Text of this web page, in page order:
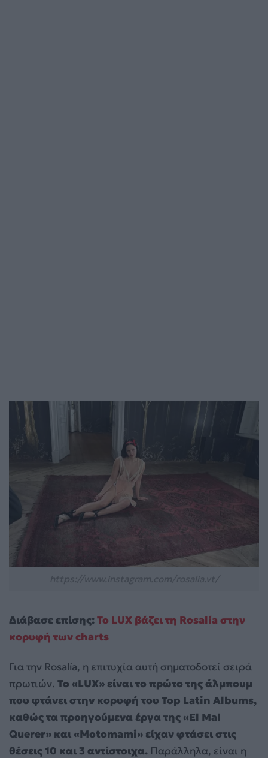
Διάβασε επίσης:Το LUX βάζει τη Rosalía στην
κορυφή των charts
Για την Rosalía, η επιτυχία αυτή σηματοδοτεί σειρά
πρωτιών. Το «LUX» είναι το πρώτο της άλμπουμ
που φτάνει στην κορυφή του Top Latin Albums,
καθώς τα προηγούμενα έργα της «El Mal
Querer» και «Motomami» είχαν φτάσει στις
θέσεις 10 και 3 αντίστοιχα. Παράλληλα, είναι η